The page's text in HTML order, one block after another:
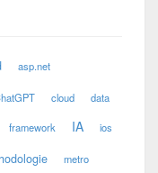
asp.net
cloud data
framework IA ios
metro